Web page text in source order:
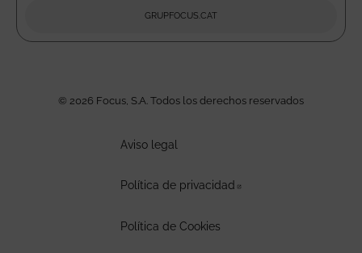
GRUPFOCUS.CAT
© 2026 Focus, S.A. Todos los derechos reservados
Aviso legal
Política de privacidad
Política de Cookies